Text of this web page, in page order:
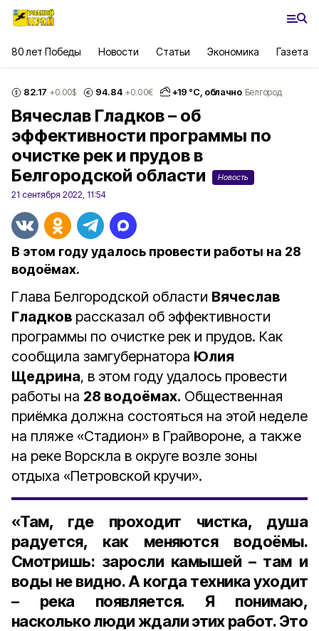
80 лет Победы Новости Статьи Экономика Газета
82.17 +0.00$ 94.84 +0.00€ +19 °С, облачно Белгород
Вячеслав Гладков – об
эффективности программы по
очистке рек и прудов в
Белгородской области
Новость
21 сентября 2022, 11:54
В этом году удалось провести работы на 28
водоёмах.
Глава Белгородской области Вячеслав
Гладков рассказал об эффективности
программы по очистке рек и прудов. Как
сообщила замгубернатора Юлия
Щедрина, в этом году удалось провести
работы на 28 водоёмах. Общественная
приёмка должна состояться на этой неделе
на пляже «Стадион» в Грайвороне, а также
на реке Ворскла в округе возле зоны
отдыха «Петровской кручи».
«Там, где проходит чистка, душа
радуется, как меняются водоёмы.
Смотришь: заросли камышей – там и
воды не видно. А когда техника уходит
– река появляется. Я понимаю,
насколько люди ждали этих работ. Это